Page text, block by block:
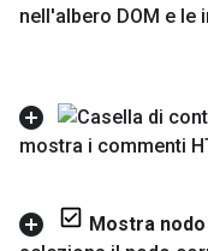
nell'albero DOM e
mostra i commenti
Mostra